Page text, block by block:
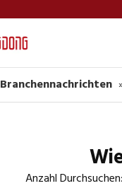
Branchennachrichten
Anzahl Durchsuchen: